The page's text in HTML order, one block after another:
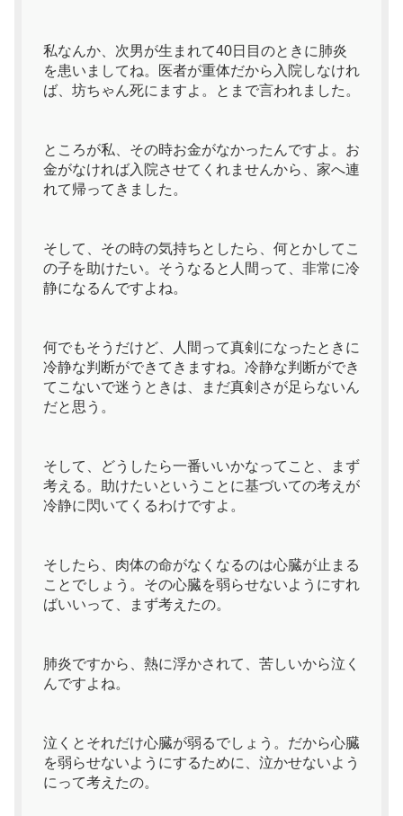
私なんか、次男が生まれて40日目のときに肺炎
を患いましてね。医者が重体だから入院しなけれ
ば、坊ちゃん死にますよ。とまで言われました。
ところが私、その時お金がなかったんですよ。お
金がなければ入院させてくれませんから、家へ連
れて帰ってきました。
そして、その時の気持ちとしたら、何とかしてこ
の子を助けたい。そうなると人間って、非常に冷
静になるんですよね。
何でもそうだけど、人間って真剣になったときに
冷静な判断ができてきますね。冷静な判断ができ
てこないで迷うときは、まだ真剣さが足らないん
だと思う。
そして、どうしたら一番いいかなってこと、まず
考える。助けたいということに基づいての考えが
冷静に閃いてくるわけですよ。
そしたら、肉体の命がなくなるのは心臓が止まる
ことでしょう。その心臓を弱らせないようにすれ
ばいいって、まず考えたの。
肺炎ですから、熱に浮かされて、苦しいから泣く
んですよね。
泣くとそれだけ心臓が弱るでしょう。だから心臓
を弱らせないようにするために、泣かせないよう
にって考えたの。